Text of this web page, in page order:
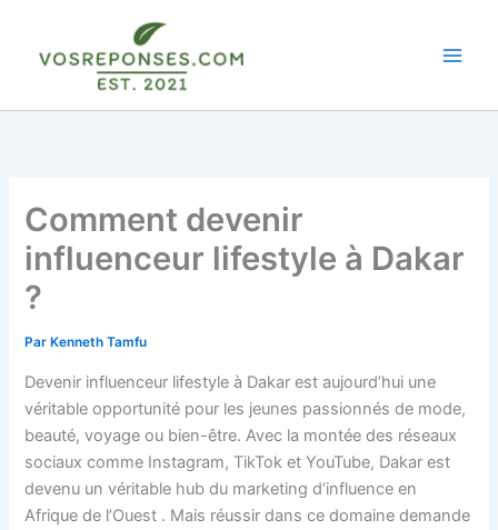
contenu
Comment devenir
influenceur lifestyle à Dakar
?
Par Kenneth Tamfu
Devenir influenceur lifestyle à Dakar est aujourd’hui une
véritable opportunité pour les jeunes passionnés de mode,
beauté, voyage ou bien-être. Avec la montée des réseaux
sociaux comme Instagram, TikTok et YouTube, Dakar est
devenu un véritable hub du marketing d’influence en
Afrique de l’Ouest . Mais réussir dans ce domaine demande